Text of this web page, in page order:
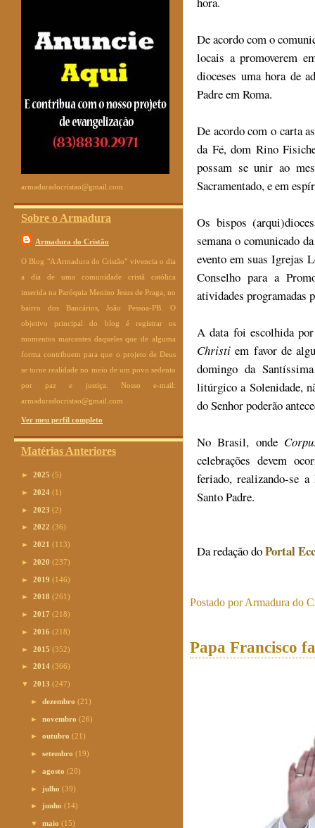
armaduradocristao@gmail.com
Sobre o Armadura
Armadura do Cristão
O Blog "A Armadura do Cristão" vivencia o dia
a dia de uma comunidade cristã católica
inserida na Paróquia Menino Jesus de Praga, no
bairro dos Bancários, João Pessoa-PB. O
objetivo principal do blog é registrar os
momentos marcantes daqueles que de alguma
forma contribuem para que o projeto de Deus
se torne realidade no meio de um povo sedento
por paz e justiça. Nosso e-mail:
armaduradocristao@gmail.com
Ver meu perfil completo
Matérias Anteriores
► 2025 (5)
► 2024 (1)
► 2023 (2)
► 2022 (36)
► 2021 (113)
► 2020 (237)
► 2019 (146)
► 2018 (261)
► 2017 (218)
► 2016 (218)
► 2015 (352)
► 2014 (366)
▼ 2013 (247)
►dezembro(21)
►novembro(26)
►outubro(21)
►setembro(19)
►agosto(20)
► julho(39)
► junho(14)
▼maio(15)
De acordo com o
locais a promoverem
dioceses uma hora de
Padre em Roma.
De acordo com o carta
da Fé, dom Rino
possam se unir ao
Sacramentado, e em
Os bispos
semana o comunicado
evento em suas Igrejas
Conselho para a
atividades programadas
A data foi escolhida
Christi em favor de
domingo da
litúrgico a Solenidade,
do Senhor poderão
No Brasil, onde
celebrações devem
feriado, realizando-se
Santo Padre.
Da redação doPortal
Postado porArmadura do
Papa Francisco